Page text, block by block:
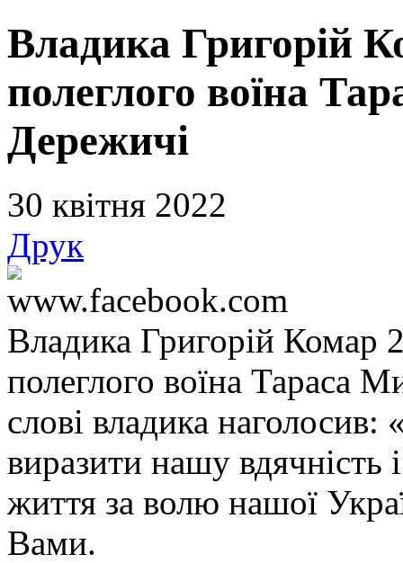
Владика Григорій
полеглого воїна
Дережичі
30 квітня 2022
Друк
www.facebook.com
Владика Григорій Комар
полеглого воїна Тараса
слові владика
виразити нашу вдячність
життя за волю нашої
Вами.